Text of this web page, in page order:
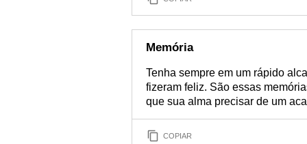
Memória
Tenha sempre em um rápido
fizeram feliz. São essas
que sua alma precisar de um
COPIAR